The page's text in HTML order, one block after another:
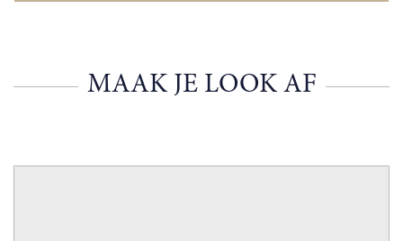
MAAK JE LOOK AF